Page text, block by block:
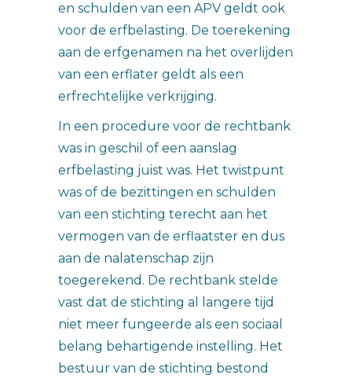
en schulden van een APV geldt ook
voor de erfbelasting. De toerekening
aan de erfgenamen na het overlijden
van een erflater geldt als een
erfrechtelijke verkrijging.
In een procedure voor de rechtbank
was in geschil of een aanslag
erfbelasting juist was. Het twistpunt
was of de bezittingen en schulden
van een stichting terecht aan het
vermogen van de erflaatster en dus
aan de nalatenschap zijn
toegerekend. De rechtbank stelde
vast dat de stichting al langere tijd
niet meer fungeerde als een sociaal
belang behartigende instelling. Het
bestuur van de stichting bestond